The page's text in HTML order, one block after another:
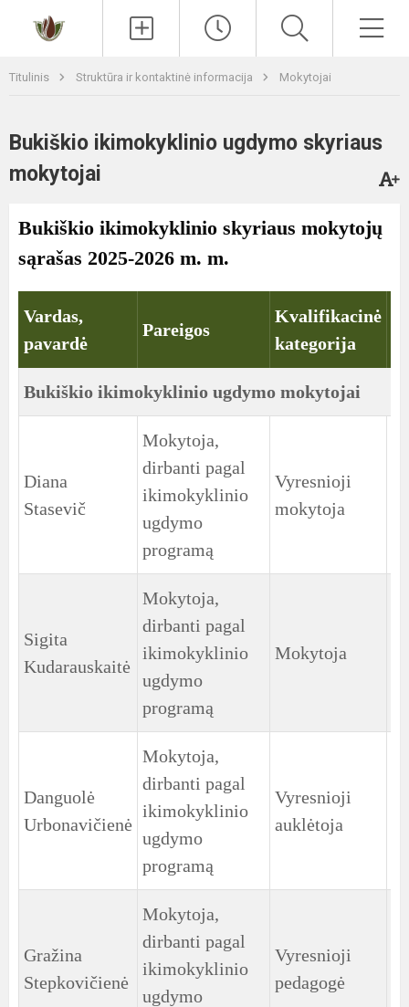
Titulinis Struktūra ir kontaktinė informacija Mokytojai
Bukiškio ikimokyklinio ugdymo skyriaus
mokytojai
Bukiškio ikimokyklinio skyriaus mokytojų
sąrašas 2025-2026 m. m.
Vardas,
pavardė
Pareigos
Kvalifikacinė
kategorija
Bukiškio ikimokyklinio ugdymo mokytojai
Diana
Stasevič
Mokytoja,
dirbanti pagal
ikimokyklinio
ugdymo
programą
Vyresnioji
mokytoja
Sigita
Kudarauskaitė
Mokytoja,
dirbanti pagal
ikimokyklinio
ugdymo
programą
Mokytoja
Danguolė
Urbonavičienė
Mokytoja,
dirbanti pagal
ikimokyklinio
ugdymo
programą
Vyresnioji
auklėtoja
Gražina
Stepkovičienė
Mokytoja,
dirbanti pagal
ikimokyklinio
ugdymo
Vyresnioji
pedagogė